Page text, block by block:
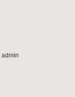
admin